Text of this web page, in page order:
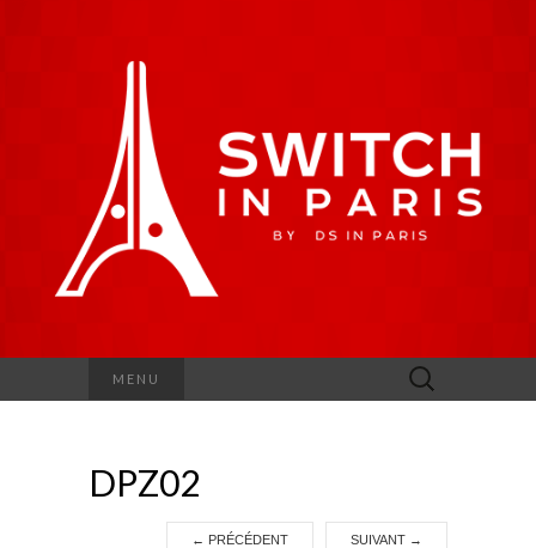
MENU Rechercher :
DPZ02
← PRÉCÉDENT SUIVANT →